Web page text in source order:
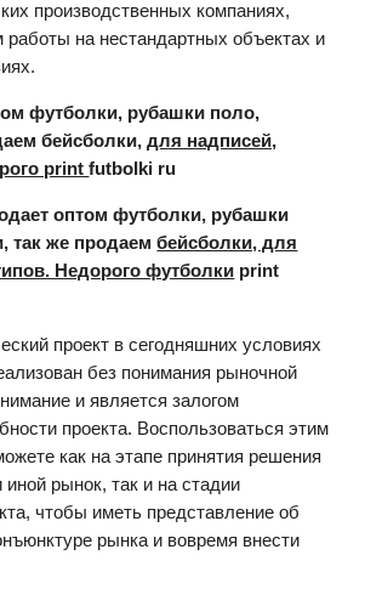
производственных компаниях,
работы на нестандартных объектах и
футболки, рубашки поло,
бейсболки,для надписей,
printfutbolki ru
оптом футболки, рубашки
так же продаембейсболки, для
Недорого футболки print
проект в сегодняшних условиях
без понимания рыночной
и является залогом
проекта. Воспользоваться этим
как на этапе принятия решения
иной рынок, так и на стадии
чтобы иметь представление об
рынка и вовремя внести